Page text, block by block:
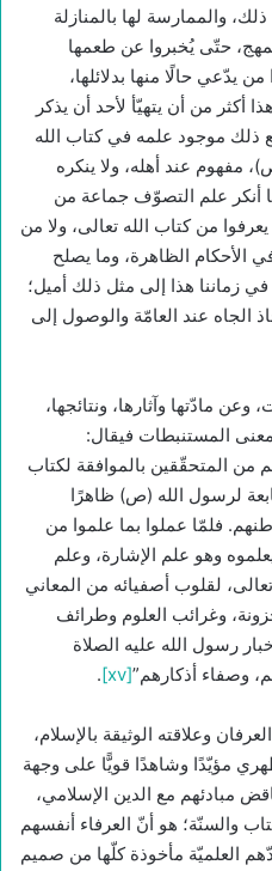
والممارسة لها بالمنازلة
حتّى يُخبروا عن طعمها
من يدّعي حالًا منها بدلائلها،
أكثر من أن يتهيّأ لأحد أن يذكر
ذلك موجود علمه في كتاب الله
مفهوم عند أهله، ولا ينكره
أنكر علم التصوّف جماعة من
من كتاب الله تعالى، ولا من
الأحكام الظاهرة، وما يصلح
زماننا هذا إلى مثل ذلك أميل؛
الجاه عند العامّة والوصول إلى
مادّتها وآثارها، ونتائجها،
معنى المستنبطات فيقال:
من المتحقّقين بالموافقة لكتاب
لرسول الله (ص) ظاهرًا
فلمّا عملوا بما علموا من
وهو علم الإشارة، وعلم
لقلوب أصفيائه من المعاني
وغرائب العلوم وطرائف
رسول الله عليه الصلاة
وصفاء أذكارهم”[xv]
.
وعلاقته الوثيقة بالإسلام،
مؤيّدًا وشاهدًا قويًّا على وجهة
مبادئهم مع الدين الإسلامي،
والسنّة؛ هو أنّ العرفاء أنفسهم
العلميّة مأخوذة كلّها من صميم